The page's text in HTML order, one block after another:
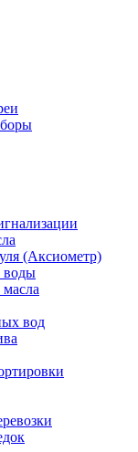
(Аксиометр)
воды
вод